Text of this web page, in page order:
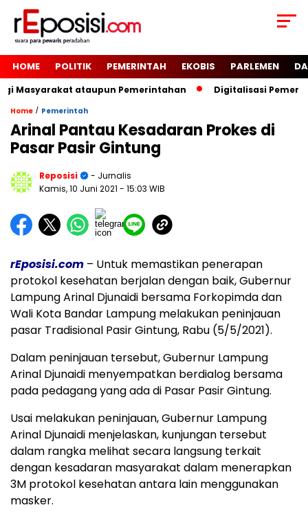
HOME POLITIK PEMERINTAH EKOBIS PARLEMEN
Masyarakat ataupun Pemerintahan Digitalisasi
Home / Pemerintah
Arinal Pantau Kesadaran Prokes di
Pasar Pasir Gintung
Reposisi
- Jurnalis
Kamis, 10 Juni 2021 - 15:03 WIB
rEposisi.com – Untuk memastikan penerapan
protokol kesehatan berjalan dengan baik, Gubernur
Lampung Arinal Djunaidi bersama Forkopimda dan
Wali Kota Bandar Lampung melakukan peninjauan
pasar Tradisional Pasir Gintung, Rabu (5/5/2021).
Dalam peninjauan tersebut, Gubernur Lampung
Arinal Djunaidi menyempatkan berdialog bersama
pada pedagang yang ada di Pasar Pasir Gintung.
Usai melakukan peninjauan, Gubernur Lampung
Arinal Djunaidi menjelaskan, kunjungan tersebut
dalam rangka melihat secara langsung terkait
dengan kesadaran masyarakat dalam menerapkan
3M protokol kesehatan antara lain menggunakan
masker.